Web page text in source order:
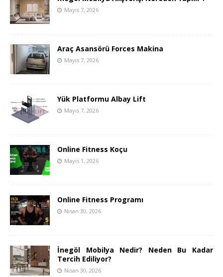
Mayıs 7, 2026
Araç Asansörü Forces Makina
Mayıs 7, 2026
Yük Platformu Albay Lift
Mayıs 7, 2026
Online Fitness Koçu
Mayıs 1, 2026
Online Fitness Programı
Nisan 30, 2026
İnegöl Mobilya Nedir? Neden Bu Kadar
Tercih Ediliyor?
Nisan 30, 2026